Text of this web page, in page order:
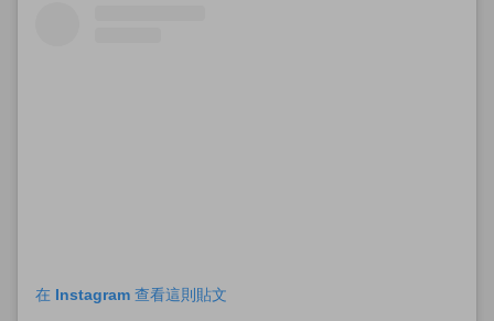
在 Instagram 查看這則貼文